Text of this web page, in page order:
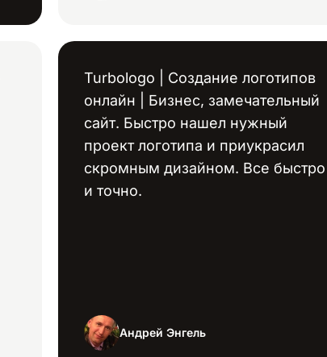
Turbologo | Создание логотипов
онлайн | Бизнес, замечательный
сайт. Быстро нашел нужный
проект логотипа и приукрасил
скромным дизайном. Все быстро
и точно.
Андрей Энгель